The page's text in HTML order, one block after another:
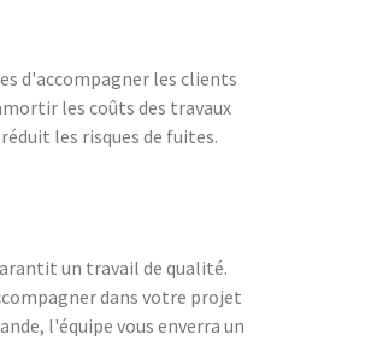
d'accompagner les clients
les coûts des travaux
les risques de fuites.
un travail de qualité.
dans votre projet
l'équipe vous enverra un